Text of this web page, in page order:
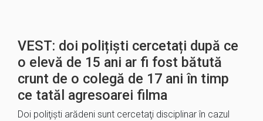
VEST: doi polițiști cercetați după ce
o elevă de 15 ani ar fi fost bătută
crunt de o colegă de 17 ani în timp
ce tatăl agresoarei filma
Doi poliţişti arădeni sunt cercetaţi disciplinar în cazul